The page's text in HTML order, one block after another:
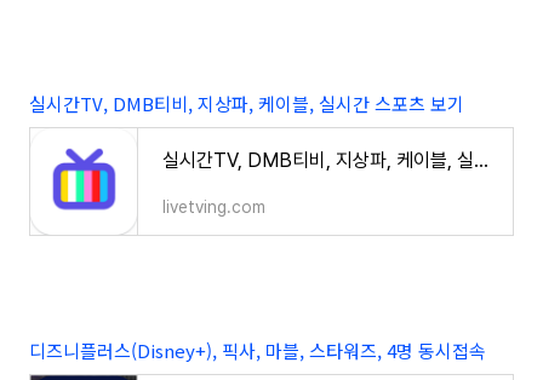
실시간TV, DMB티비, 지상파, 케이블, 실시간 스포츠 보기
실시간TV, DMB티비, 지상파, 케이블, 실시간 스포츠 보기
livetving.com
디즈니플러스(Disney+), 픽사, 마블, 스타워즈, 4명 동시접속